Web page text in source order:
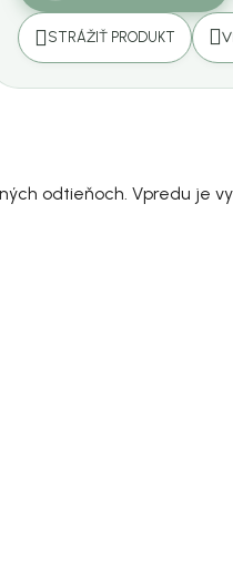
STRÁŽIŤ PRODUKT
odtieňoch. Vpredu je